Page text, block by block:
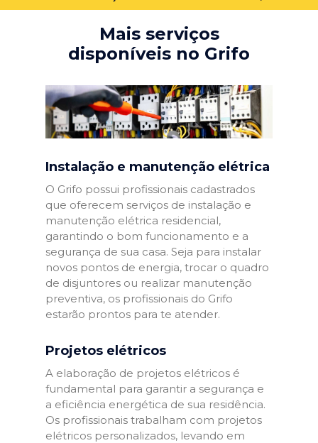
Mais serviços
disponíveis no Grifo
Instalação e manutenção elétrica
O Grifo possui profissionais cadastrados
que oferecem serviços de instalação e
manutenção elétrica residencial,
garantindo o bom funcionamento e a
segurança de sua casa. Seja para instalar
novos pontos de energia, trocar o quadro
de disjuntores ou realizar manutenção
preventiva, os profissionais do Grifo
estarão prontos para te atender.
Projetos elétricos
A elaboração de projetos elétricos é
fundamental para garantir a segurança e
a eficiência energética de sua residência.
Os profissionais trabalham com projetos
elétricos personalizados, levando em